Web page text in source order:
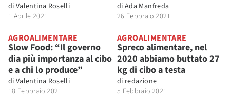
di Valentina Roselli
1 Aprile 2021
di Ada Manfreda
26 Febbraio 2021
AGROALIMENTARE
Slow Food: “Il governo
dia più importanza al cibo
e a chi lo produce”
di Valentina Roselli
18 Febbraio 2021
AGROALIMENTARE
Spreco alimentare, nel
2020 abbiamo buttato 27
kg di cibo a testa
di redazione
5 Febbraio 2021